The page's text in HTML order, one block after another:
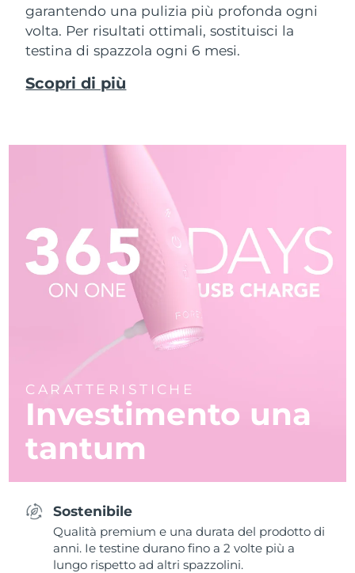
garantendo una pulizia più profonda ogni
volta. Per risultati ottimali, sostituisci la
testina di spazzola ogni 6 mesi.
Scopri di più
CARATTERISTICHE
Investimento una
tantum
Sostenibile
Qualità premium e una durata del prodotto di
anni. Ie testine durano fino a 2 volte più a
lungo rispetto ad altri spazzolini.